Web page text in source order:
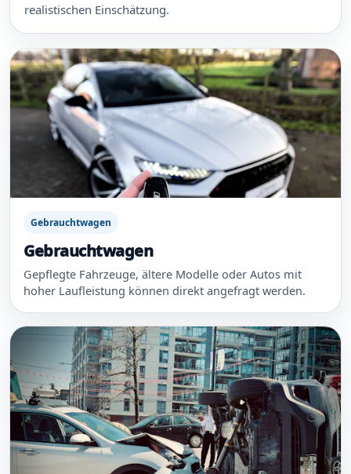
realistischen Einschätzung.
Gebrauchtwagen
Gebrauchtwagen
Gepflegte Fahrzeuge, ältere Modelle oder Autos mit
hoher Laufleistung können direkt angefragt werden.